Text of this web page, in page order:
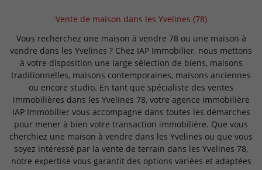
Vente de maison dans les Yvelines (78)
Vous recherchez une maison à vendre 78 ou une maison à
vendre dans les Yvelines ? Chez IAP Immobilier, nous mettons
à votre disposition une large sélection de biens, maisons
traditionnelles, maisons contemporaines, maisons anciennes
ou encore studio. En tant que spécialiste des ventes
immobilières dans les Yvelines 78, votre agence immobilière
IAP Immobilier vous accompagne dans toutes les démarches
pour mener à bien votre transaction immobilière. Que vous
cherchiez une maison à vendre dans les Yvelines ou que vous
soyez intéressé par la vente de terrain dans les Yvelines 78,
notre expertise vous garantit des options variées et adaptées